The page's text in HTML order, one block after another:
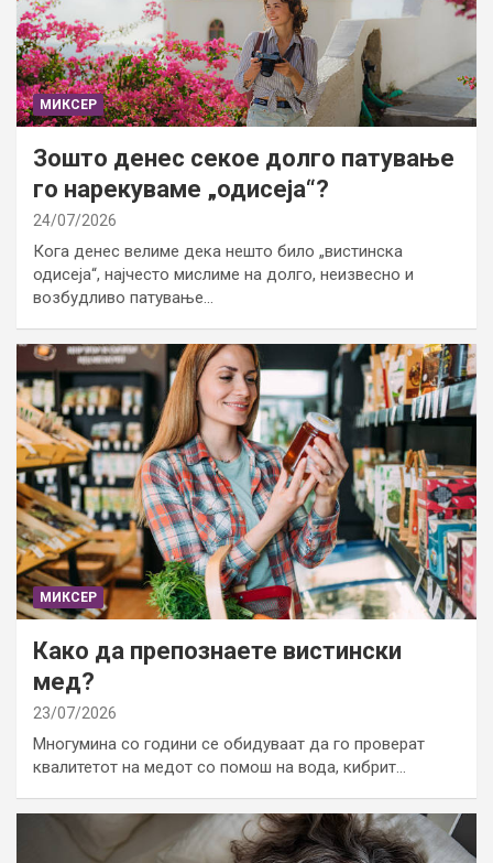
МИКСЕР
Зошто денес секое долго патување
го нарекуваме „одисеја“?
24/07/2026
Кога денес велиме дека нешто било „вистинска
одисеја“, најчесто мислиме на долго, неизвесно и
возбудливо патување…
МИКСЕР
Како да препознаете вистински
мед?
23/07/2026
Многумина со години се обидуваат да го проверат
квалитетот на медот со помош на вода, кибрит…